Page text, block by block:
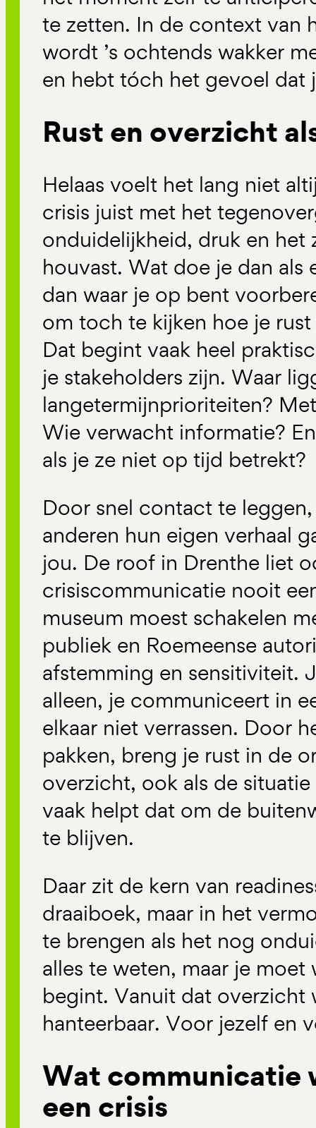
te zetten. In de context van
wordt ’s ochtends wakker
en hebt tóch het gevoel dat
Rust en overzicht
Helaas voelt het lang niet
crisis juist met het
onduidelijkheid, druk en het
houvast. Wat doe je dan als
dan waar je op bent
om toch te kijken hoe je
Dat begint vaak heel
je stakeholders zijn. Waar
langetermijnprioriteiten?
Wie verwacht informatie?
als je ze niet op tijd betrekt?
Door snel contact te
anderen hun eigen verhaal
jou. De roof in Drenthe liet
crisiscommunicatie nooit
museum moest schakelen
publiek en Roemeense
afstemming en sensitiviteit.
alleen, je communiceert in
elkaar niet verrassen. Door
pakken, breng je rust in de
overzicht, ook als de
vaak helpt dat om de
te blijven.
Daar zit de kern van
draaiboek, maar in het
te brengen als het nog
alles te weten, maar je moet
begint. Vanuit dat overzicht
hanteerbaar. Voor jezelf en
Wat communicatie
een crisis